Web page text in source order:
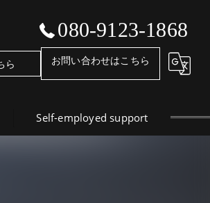
080-9123-1868
ら お問い合わせはこちら
Self-employed support